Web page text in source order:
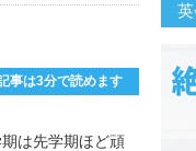
事は3分で読めます
は先学期ほど頑